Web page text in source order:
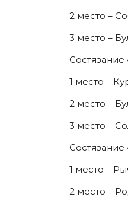
2 место –
3 место –
Состязание
1 место –
2 место –
3 место –
Состязание
1 место –
2 место –